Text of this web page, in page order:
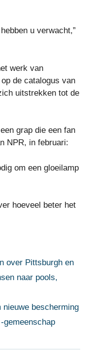
u verwacht,”
werk van
de catalogus van
uitstrekken tot de
grap die een fan
NPR, in februari:
om een ​​gloeilamp
hoeveel beter het
over Pittsburgh en
naar pools,
nieuwe bescherming
gemeenschap